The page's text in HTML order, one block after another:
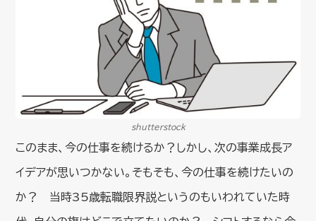
shutterstock
このまま、今の仕事を続けるか？しかし、次の事業成長ア
イデアが思いつかない。そもそも、今の仕事を続けたいの
か？ 当時35歳転職限界説というのもいわれていた時